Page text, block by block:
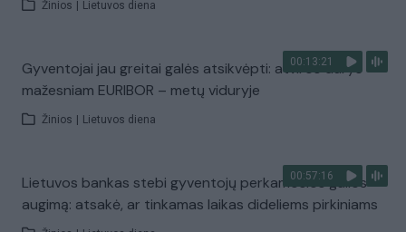
Žinios | Lietuvos diena
00:13:21
Gyventojai jau greitai galės atsikvėpti: atviros durys
mažesniam EURIBOR – metų viduryje
Žinios | Lietuvos diena
00:57:16
Lietuvos bankas stebi gyventojų perkamosios galios
augimą: atsakė, ar tinkamas laikas dideliems pirkiniams